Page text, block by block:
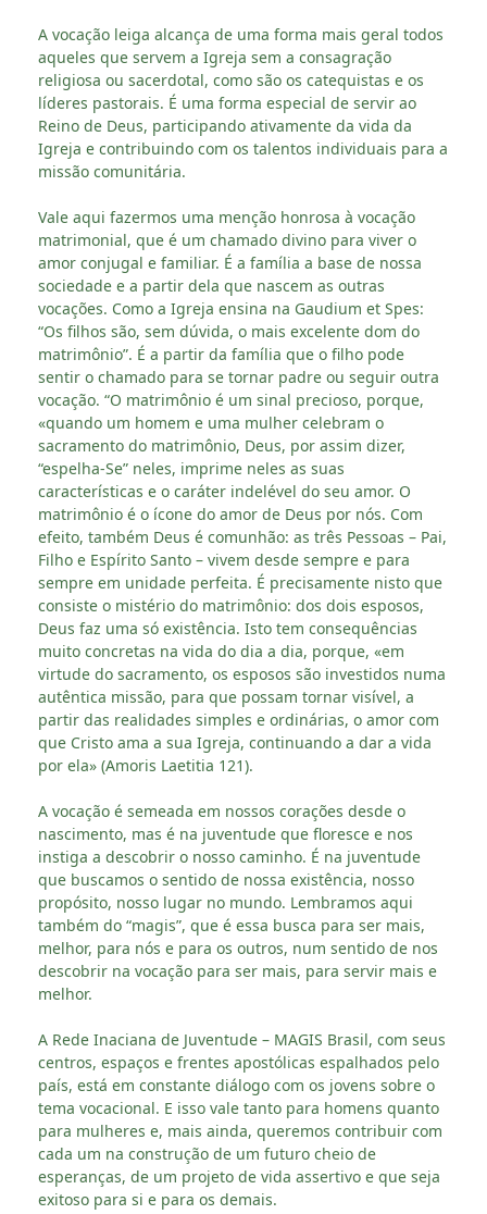
A vocação leiga alcança de uma forma mais geral todos
aqueles que servem a Igreja sem a consagração
religiosa ou sacerdotal, como são os catequistas e os
líderes pastorais. É uma forma especial de servir ao
Reino de Deus, participando ativamente da vida da
Igreja e contribuindo com os talentos individuais para a
missão comunitária.
Vale aqui fazermos uma menção honrosa à vocação
matrimonial, que é um chamado divino para viver o
amor conjugal e familiar. É a família a base de nossa
sociedade e a partir dela que nascem as outras
vocações. Como a Igreja ensina na Gaudium et Spes:
“Os filhos são, sem dúvida, o mais excelente dom do
matrimônio”. É a partir da família que o filho pode
sentir o chamado para se tornar padre ou seguir outra
vocação. “O matrimônio é um sinal precioso, porque,
«quando um homem e uma mulher celebram o
sacramento do matrimônio, Deus, por assim dizer,
“espelha-Se” neles, imprime neles as suas
características e o caráter indelével do seu amor. O
matrimônio é o ícone do amor de Deus por nós. Com
efeito, também Deus é comunhão: as três Pessoas – Pai,
Filho e Espírito Santo – vivem desde sempre e para
sempre em unidade perfeita. É precisamente nisto que
consiste o mistério do matrimônio: dos dois esposos,
Deus faz uma só existência. Isto tem consequências
muito concretas na vida do dia a dia, porque, «em
virtude do sacramento, os esposos são investidos numa
autêntica missão, para que possam tornar visível, a
partir das realidades simples e ordinárias, o amor com
que Cristo ama a sua Igreja, continuando a dar a vida
por ela» (Amoris Laetitia 121).
A vocação é semeada em nossos corações desde o
nascimento, mas é na juventude que floresce e nos
instiga a descobrir o nosso caminho. É na juventude
que buscamos o sentido de nossa existência, nosso
propósito, nosso lugar no mundo. Lembramos aqui
também do “magis”, que é essa busca para ser mais,
melhor, para nós e para os outros, num sentido de nos
descobrir na vocação para ser mais, para servir mais e
melhor.
A Rede Inaciana de Juventude – MAGIS Brasil, com seus
centros, espaços e frentes apostólicas espalhados pelo
país, está em constante diálogo com os jovens sobre o
tema vocacional. E isso vale tanto para homens quanto
para mulheres e, mais ainda, queremos contribuir com
cada um na construção de um futuro cheio de
esperanças, de um projeto de vida assertivo e que seja
exitoso para si e para os demais.